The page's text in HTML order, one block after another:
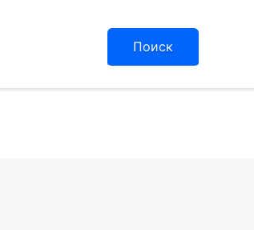
Поиск